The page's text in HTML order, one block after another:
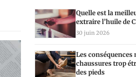
Quelle est la
extraire l’huile de
30 juin 2026
Les conséquences
chaussures trop
des pieds